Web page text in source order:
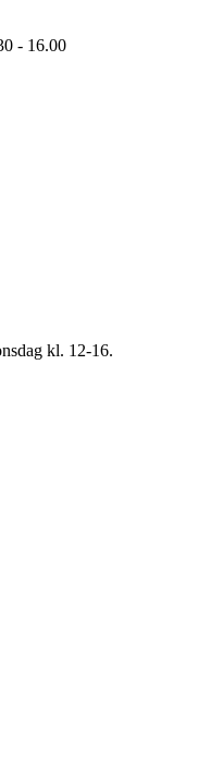
- 16.00
kl. 12-16.